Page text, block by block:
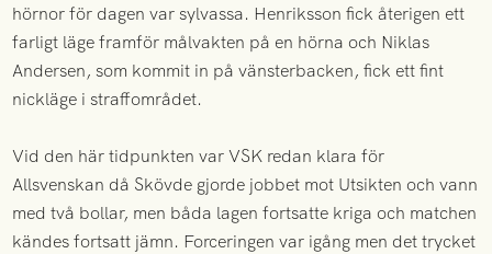
hörnor för dagen var sylvassa. Henriksson fick återigen ett
farligt läge framför målvakten på en hörna och Niklas
Andersen, som kommit in på vänsterbacken, fick ett fint
nickläge i straffområdet.
Vid den här tidpunkten var VSK redan klara för
Allsvenskan då Skövde gjorde jobbet mot Utsikten och vann
med två bollar, men båda lagen fortsatte kriga och matchen
kändes fortsatt jämn. Forceringen var igång men det trycket